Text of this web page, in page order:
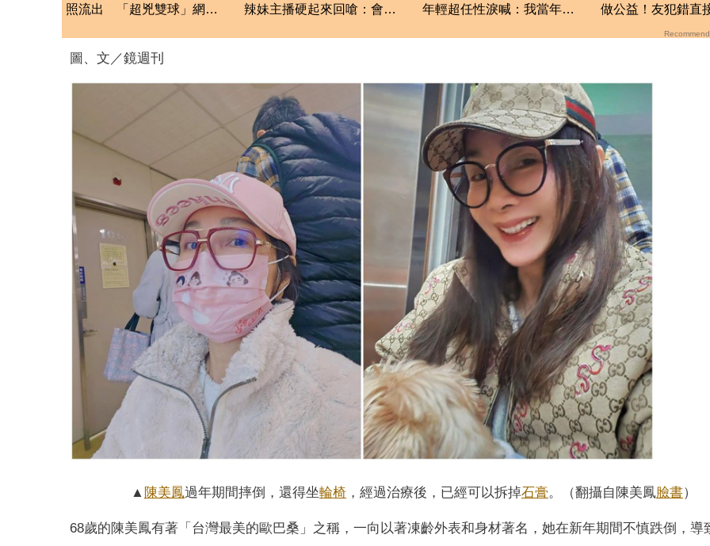
照流出 「超兇雙球」網暴
辣妹主播硬起來回嗆：會繼
年輕超任性淚喊：我當年真
做公益！友犯錯直
圖、文／鏡週刊
▲ 陳美鳳過年期間摔倒，還得坐輪椅 ，經過治療後，已經可以拆掉石膏。（翻攝自陳美鳳臉書）
68歲的陳美鳳有著「台灣最美的歐巴桑」之稱，一向以著凍齡外表和身材著名，她在新年期間不慎跌倒，導